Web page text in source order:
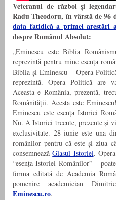
Veteranul de război și
Radu Theodoru, în vârstă de
data fatidică a primei arestări
despre Românul Absolut:
„Eminescu este Biblia
reprezintă pentru mine esența
Biblia și Eminescu – Opera
reprezintă. Opera Politică are
Aceasta e România, prezentă,
Românității. Acesta este
Eminescu este esența Istoriei
Nu. A Istoriei trecute, prezente și
exclusivitate. 28 iunie este una
românilor pentru că este și ziua
consemneazăGlasul Istoriei.
“esența Istoriei Românilor” –
forma editată de Academia
pomenire academician
Eminescu.ro.